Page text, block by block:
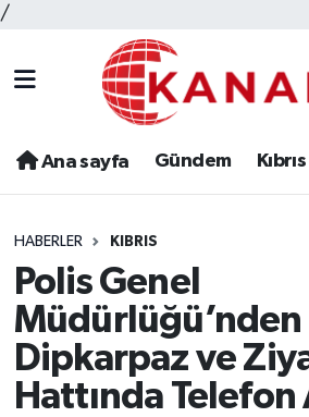
/
Ana sayfa Gündem Kıbrıs
HABERLER KIBRIS
Polis Genel
Dipkarpaz ve
Hattında Telefon